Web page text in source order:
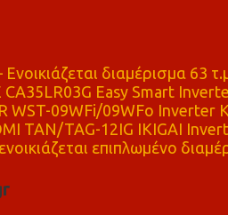
διαμέρισμα 63
CA35LR03G Easy Smart
WST-09WFi/09WFo Inverter
TAN/TAG-12IG IKIGAI
επιπλωμένο